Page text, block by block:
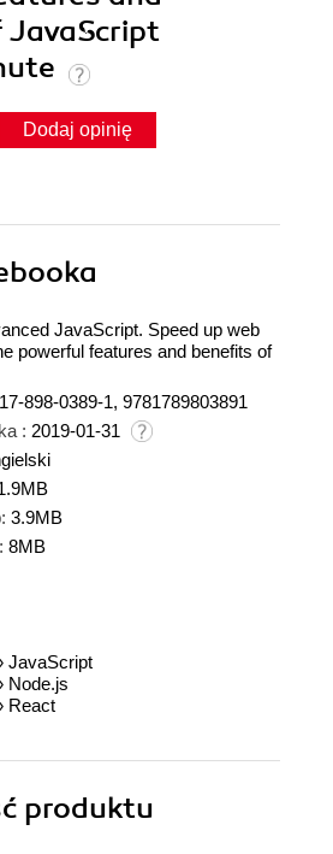
Dodaj opinię
JavaScript. Speed up web
powerful features and benefits of
898-0389-1, 9781789803891
: 2019-01-31
3.9MB
8MB
JavaScript
Node.js
React
produktu